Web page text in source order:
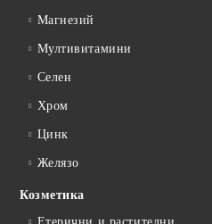
Магнезий
Мултивитамини
Селен
Хром
Цинк
Желязо
Козметика